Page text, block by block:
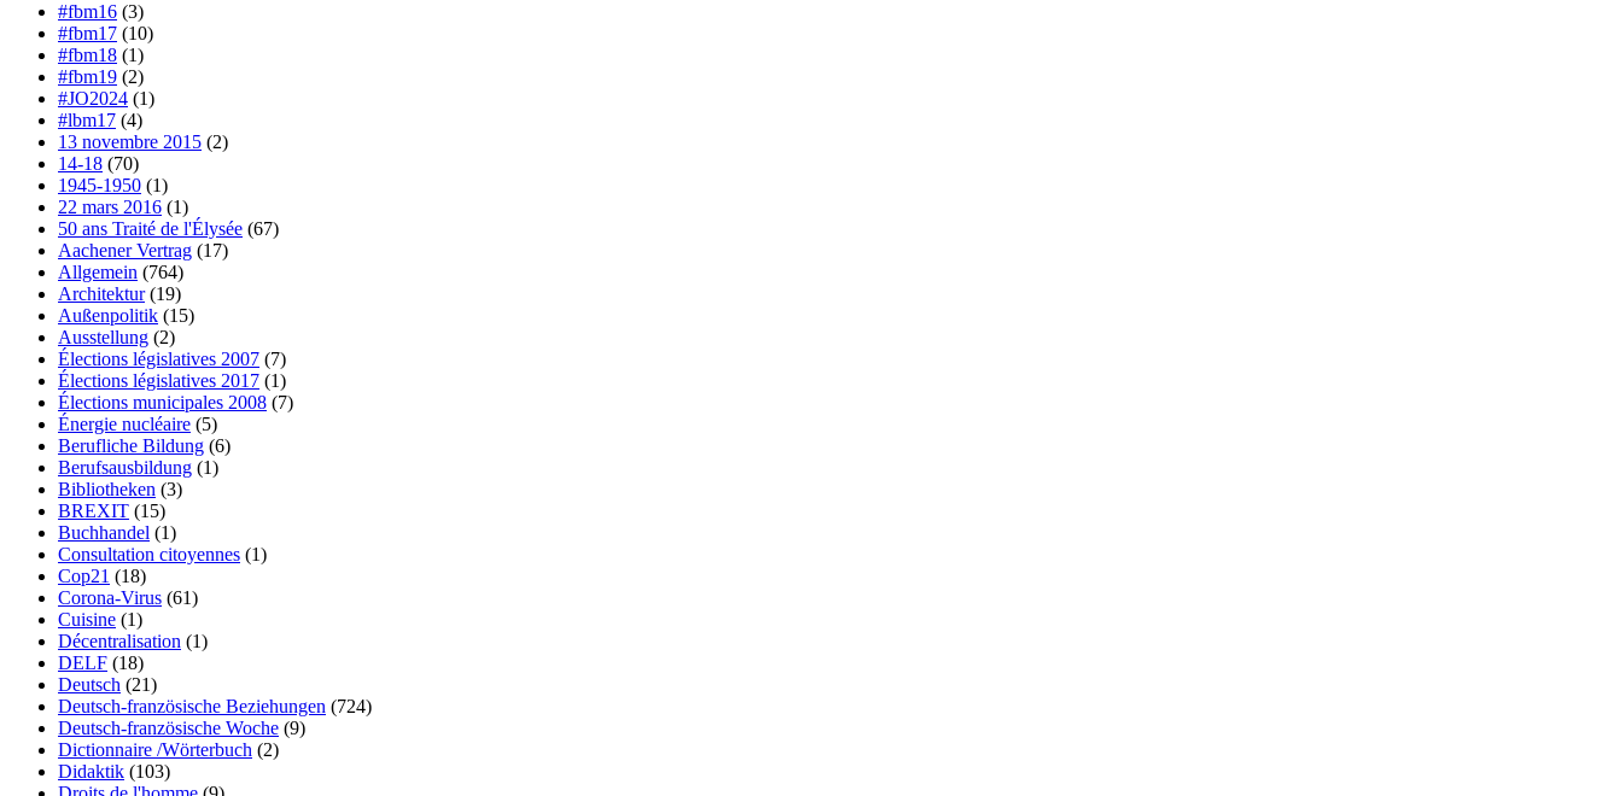
#fbm16 (3)
#fbm17 (10)
#fbm18 (1)
#fbm19 (2)
#JO2024 (1)
#lbm17 (4)
13 novembre 2015 (2)
14-18 (70)
1945-1950 (1)
22 mars 2016 (1)
50 ans Traité de l'Élysée (67)
Aachener Vertrag (17)
Allgemein (764)
Architektur(19)
Außenpolitik (15)
Ausstellung (2)
Élections législatives 2007 (7)
Élections législatives 2017 (1)
Élections municipales 2008 (7)
Énergie nucléaire (5)
Berufliche Bildung (6)
Berufsausbildung (1)
Bibliotheken (3)
BREXIT (15)
Buchhandel (1)
Consultation citoyennes (1)
Cop21 (18)
Corona-Virus (61)
Cuisine (1)
Décentralisation (1)
DELF (18)
Deutsch (21)
Deutsch-französische Beziehungen (724)
Deutsch-französische Woche (9)
Dictionnaire /Wörterbuch (2)
Didaktik (103)